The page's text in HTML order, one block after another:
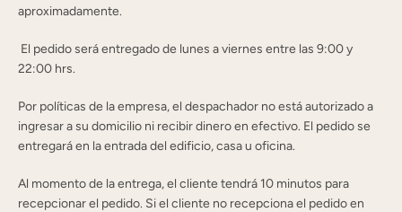
aproximadamente.
El pedido será entregado de lunes a viernes entre las 9:00 y
22:00 hrs.
Por políticas de la empresa, el despachador no está autorizado a
ingresar a su domicilio ni recibir dinero en efectivo. El pedido se
entregará en la entrada del edificio, casa u oficina.
Al momento de la entrega, el cliente tendrá 10 minutos para
recepcionar el pedido. Si el cliente no recepciona el pedido en